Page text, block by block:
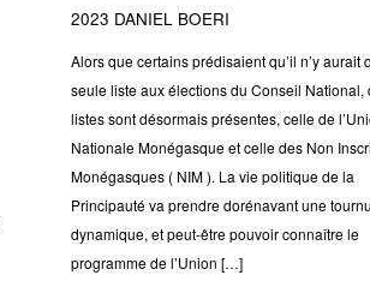
2023 DANIEL BOERI
Alors que certains prédisaient qu’il n’y aurait
seule liste aux élections du Conseil National,
listes sont désormais présentes, celle de
Nationale Monégasque et celle des Non
Monégasques ( NIM ). La vie politique de la
Principauté va prendre dorénavant une
dynamique, et peut-être pouvoir connaître le
programme de l’Union […]